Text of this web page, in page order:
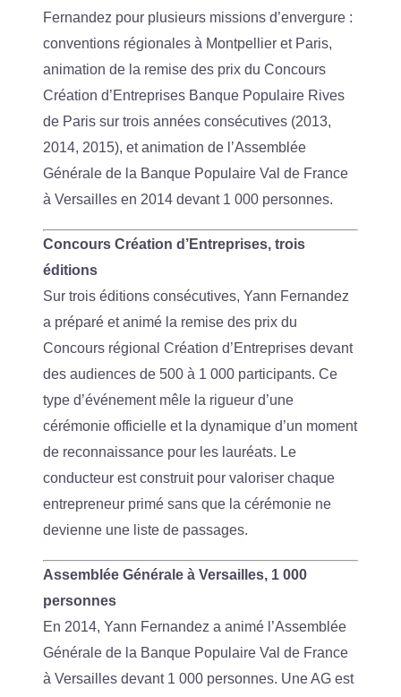
Fernandez pour plusieurs missions d’envergure :
conventions régionales à Montpellier et Paris,
animation de la remise des prix du Concours
Création d’Entreprises Banque Populaire Rives
de Paris sur trois années consécutives (2013,
2014, 2015), et animation de l’Assemblée
Générale de la Banque Populaire Val de France
à Versailles en 2014 devant 1 000 personnes.
Concours Création d’Entreprises, trois
éditions
Sur trois éditions consécutives, Yann Fernandez
a préparé et animé la remise des prix du
Concours régional Création d’Entreprises devant
des audiences de 500 à 1 000 participants. Ce
type d’événement mêle la rigueur d’une
cérémonie officielle et la dynamique d’un moment
de reconnaissance pour les lauréats. Le
conducteur est construit pour valoriser chaque
entrepreneur primé sans que la cérémonie ne
devienne une liste de passages.
Assemblée Générale à Versailles, 1 000
personnes
En 2014, Yann Fernandez a animé l’Assemblée
Générale de la Banque Populaire Val de France
à Versailles devant 1 000 personnes. Une AG est